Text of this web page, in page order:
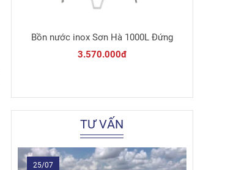
Bồn nước inox Sơn Hà 1000L Đứng
3.570.000đ
TƯ VẤN
25/07